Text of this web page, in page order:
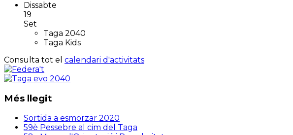
Dissabte
19
Set
Taga 2040
Taga Kids
Consulta tot el calendari d'activitats
Més llegit
Sortida a esmorzar 2020
59è Pessebre al cim del Taga